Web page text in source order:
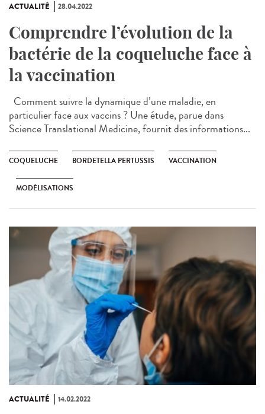
ACTUALITÉ 28.04.2022
Comprendre l’évolution de la
bactérie de la coqueluche face à
la vaccination
Comment suivre la dynamique d’une maladie, en
particulier face aux vaccins ? Une étude, parue dans
Science Translational Medicine, fournit des informations...
COQUELUCHE BORDETELLA PERTUSSIS VACCINATION
MODÉLISATIONS
ACTUALITÉ 14.02.2022